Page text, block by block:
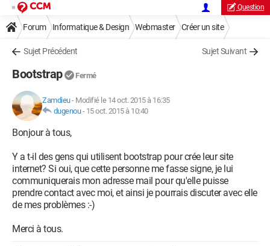
Question
Forum Informatique & Design Webmaster Créer un site
Sujet Précédent Sujet Suivant
Bootstrap Fermé
Zamdieu- Modifié le 14 oct. 2015 à 16:35
dugenou- 15 oct. 2015 à 10:40
Bonjour à tous,
Y a t-il des gens qui utilisent bootstrap pour crée leur site
internet? Si oui, que cette personne me fasse signe, je lui
communiquerais mon adresse mail pour qu'elle puisse
prendre contact avec moi, et ainsi je pourrais discuter avec elle
de mes problèmes :-)
Merci à tous.